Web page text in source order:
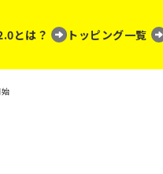
とは？ トッピング一覧